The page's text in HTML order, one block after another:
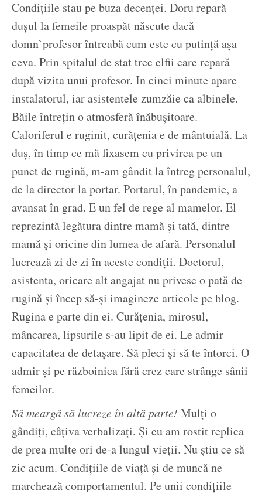
Condițiile stau pe buza decenței. Doru repară
dușul la femeile proaspăt născute dacă
domn`profesor întreabă cum este cu putință așa
ceva. Prin spitalul de stat trec elfii care repară
după vizita unui profesor. In cinci minute apare
instalatorul, iar asistentele zumzăie ca albinele.
Băile întrețin o atmosferă înăbușitoare.
Caloriferul e ruginit, curățenia e de mântuială. La
duș, în timp ce mă fixasem cu privirea pe un
punct de rugină, m-am gândit la întreg personalul,
de la director la portar. Portarul, în pandemie, a
avansat în grad. E un fel de rege al mamelor. El
reprezintă legătura dintre mamă și tată, dintre
mamă și oricine din lumea de afară. Personalul
lucrează zi de zi în aceste condiții. Doctorul,
asistenta, oricare alt angajat nu privesc o pată de
rugină și încep să-și imagineze articole pe blog.
Rugina e parte din ei. Curățenia, mirosul,
mâncarea, lipsurile s-au lipit de ei. Le admir
capacitatea de detașare. Să pleci și să te întorci. O
admir și pe războinica fără crez care strânge sânii
femeilor.
Să meargă să lucreze în altă parte! Mulți o
gândiți, câțiva verbalizați. Și eu am rostit replica
de prea multe ori de-a lungul vieții. Nu știu ce să
zic acum. Condițiile de viață și de muncă ne
marchează comportamentul. Pe unii condițiile